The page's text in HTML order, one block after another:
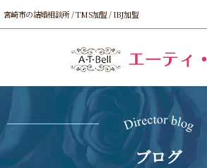
宮崎市の結婚相談所 / TMS加盟 / IBJ加盟
ブログ